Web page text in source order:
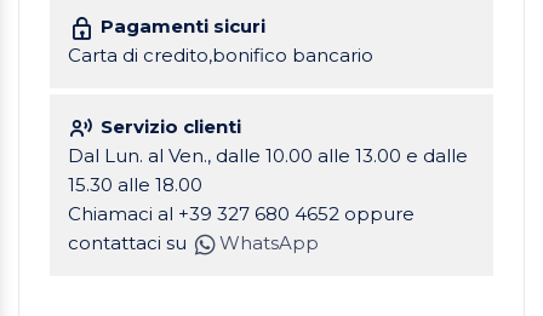
Pagamenti sicuri
Carta di credito,bonifico bancario
Servizio clienti
Dal Lun. al Ven., dalle 10.00 alle 13.00 e dalle
15.30 alle 18.00
Chiamaci al +39 327 680 4652 oppure
contattaci su
WhatsApp